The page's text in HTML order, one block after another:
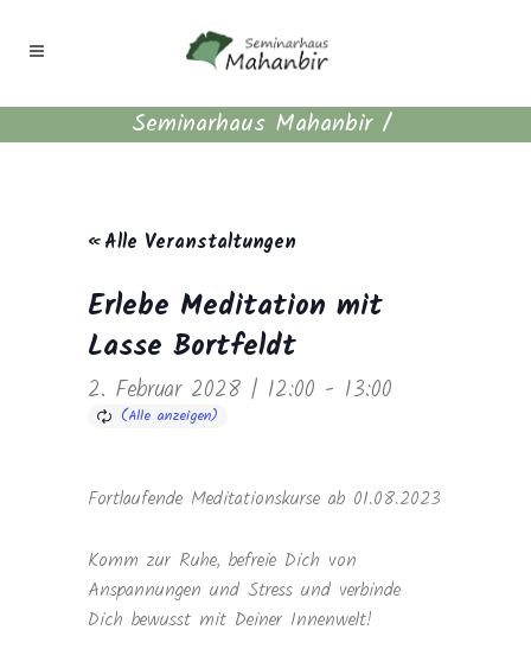
Seminarhaus Mahanbir/
« Alle Veranstaltungen
Erlebe Meditation mit
Lasse Bortfeldt
2. Februar 2028 | 12:00 - 13:00
Fortlaufende Meditationskurse ab 01.08.2023
Komm zur Ruhe, befreie Dich von
Anspannungen und Stress und verbinde
Dich bewusst mit Deiner Innenwelt!